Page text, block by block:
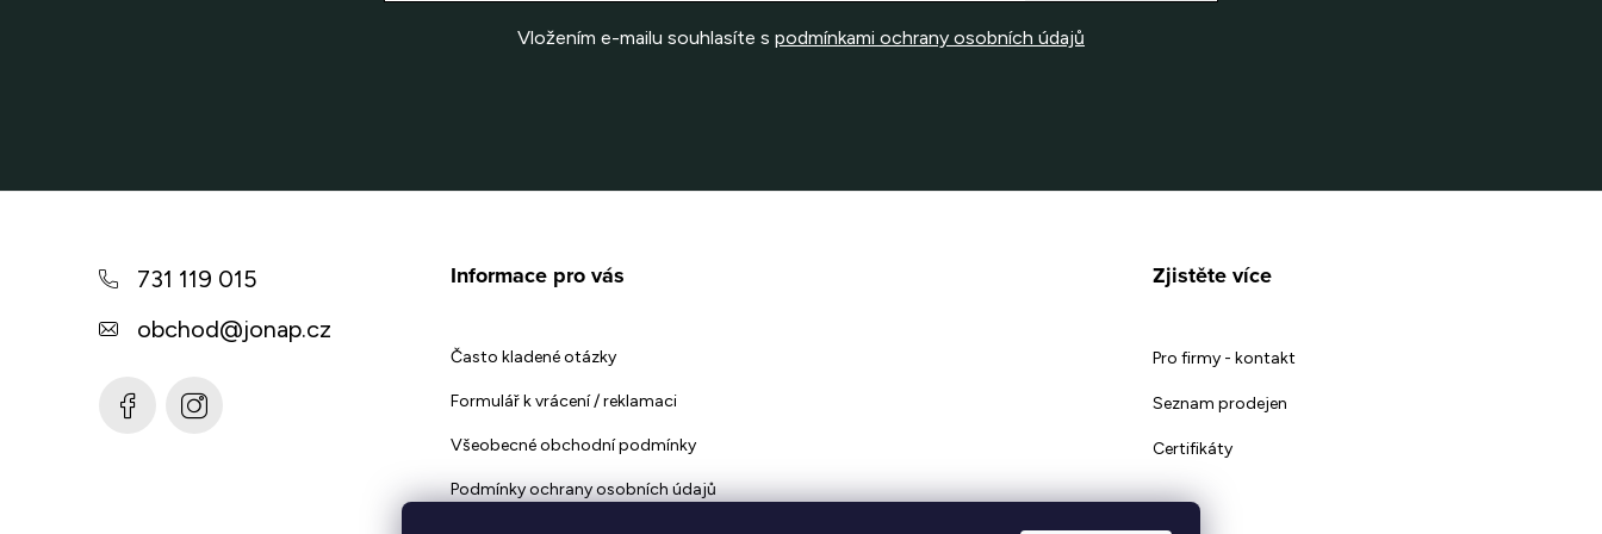
Vložením e-mailu souhlasíte s podmínkami ochrany osobních údajů
731 119 015
obchod@jonap.cz
Informace pro vás
Často kladené otázky
Formulář k vrácení / reklamaci
Všeobecné obchodní podmínky
Podmínky ochrany osobních údajů
Zjistěte více
Pro firmy - kontakt
Seznam prodejen
Certifikáty